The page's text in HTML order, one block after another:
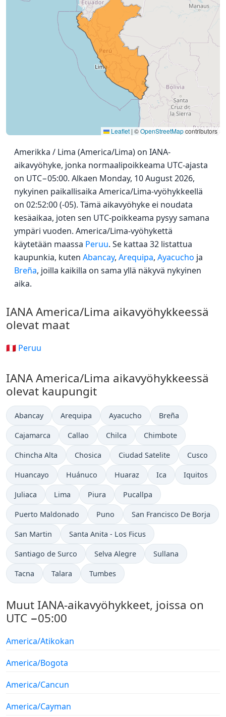
Leaflet | ©OpenStreetMapcontributors
Amerikka / Lima (America/Lima) on IANA-
aikavyöhyke, jonka normaalipoikkeama UTC-ajasta
on UTC−05:00. Alkaen Monday, 10 August 2026,
nykyinen paikallisaika America/Lima-vyöhykkeellä
on 02:52:00 (-05). Tämä aikavyöhyke ei noudata
kesäaikaa, joten sen UTC-poikkeama pysyy samana
ympäri vuoden. America/Lima-vyöhykettä
käytetään maassa Peruu. Se kattaa 32 listattua
kaupunkia, kuten Abancay, Arequipa, Ayacucho ja
Breña, joilla kaikilla on sama yllä näkyvä nykyinen
aika.
IANA America/Lima aikavyöhykkeessä
olevat maat
🇵🇪 Peruu
IANA America/Lima aikavyöhykkeessä
olevat kaupungit
Abancay Arequipa Ayacucho Breña
Cajamarca Callao Chilca Chimbote
Chincha Alta Chosica Ciudad Satelite Cusco
Huancayo Huánuco Huaraz Ica Iquitos
Juliaca Lima Piura Pucallpa
Puerto Maldonado Puno San Francisco De Borja
San Martin Santa Anita - Los Ficus
Santiago de Surco Selva Alegre Sullana
Tacna Talara Tumbes
Muut IANA-aikavyöhykkeet, joissa on
UTC −05:00
America/Atikokan
America/Bogota
America/Cancun
America/Cayman